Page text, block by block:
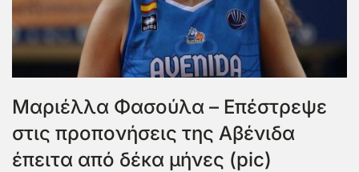
Μαριέλλα Φασούλα – Επέστρεψε
στις προπονήσεις της Αβένιδα
έπειτα από δέκα μήνες (pic)